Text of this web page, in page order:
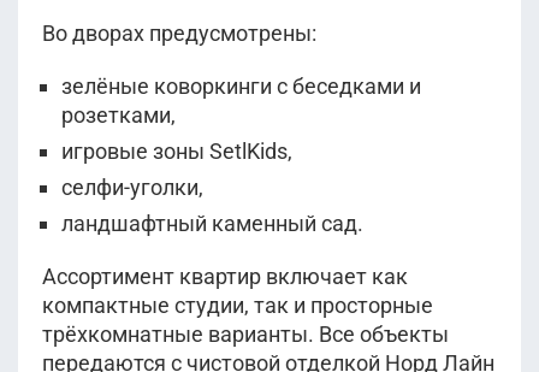
Во дворах предусмотрены:
зелёные коворкинги с беседками и
розетками,
игровые зоны SetlKids,
селфи-уголки,
ландшафтный каменный сад.
Ассортимент квартир включает как
компактные студии, так и просторные
трёхкомнатные варианты. Все объекты
передаются с чистовой отделкой Норд Лайн